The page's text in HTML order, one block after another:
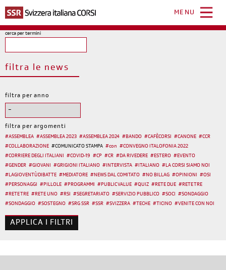
contenuto
principale
MENU
cerca per termini
filtra le news
filtra per anno
filtra per argomenti
#ASSEMBLEA #ASSEMBLEA 2023 #ASSEMBLEA 2024 #BANDO #CAFÈCORSI #CANONE #CCR
#COLLABORAZIONE #COMUNICATO STAMPA #con #CONVEGNO ITALOFONIA 2022
#CORRIERE DEGLI ITALIANI #COVID-19 #CP #CR #DA RIVEDERE #ESTERO #EVENTO
#GENDER #GIOVANI #GRIGIONI ITALIANO #INTERVISTA #ITALIANO #LA CORSI SIAMO NOI
#LAGIOVENTÙDIBATTE #MEDIATORE #NEWS DAL COMITATO #NO BILLAG #OPINIONI #OSI
#PERSONAGGI #PILLOLE #PROGRAMMI #PUBLIC VALUE #QUIZ #RETE DUE #RETE TRE
#RETE TRE #RETE UNO #RSI #SEGRETARIATO #SERVIZIO PUBBLICO #SOCI #SONDAGGIO
#SONDAGGIO #SOSTEGNO #SRG SSR #SSR #SVIZZERA # TECHE # TICINO #VENITE CON NOI